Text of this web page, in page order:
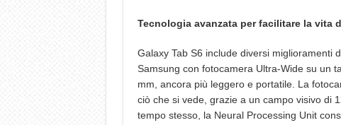
Tecnologia avanzata per facilitare la vita
Galaxy Tab S6 include diversi miglioramenti
Samsung con fotocamera Ultra-Wide su un
mm, ancora più leggero e portatile. La
ciò che si vede, grazie a un campo visivo di
tempo stesso, la Neural Processing Unit